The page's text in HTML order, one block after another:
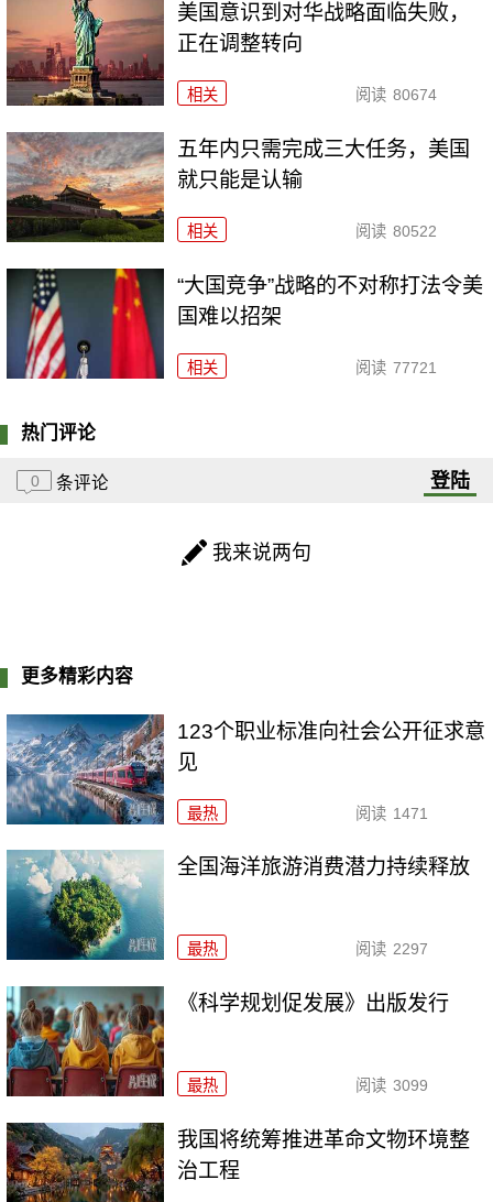
美国意识到对华战略面临失败，
正在调整转向
相关 阅读 80674
五年内只需完成三大任务，美国
就只能是认输
相关 阅读 80522
“大国竞争”战略的不对称打法令美
国难以招架
相关 阅读 77721
热门评论
0 条评论 登陆
我来说两句
更多精彩内容
123个职业标准向社会公开征求意
见
最热 阅读 1471
全国海洋旅游消费潜力持续释放
最热 阅读 2297
《科学规划促发展》出版发行
最热 阅读 3099
我国将统筹推进革命文物环境整
治工程